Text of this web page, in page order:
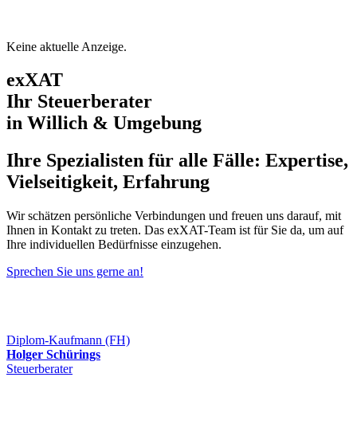
Keine aktuelle Anzeige.
exXAT
Ihr Steuerberater
in Willich & Umgebung
Ihre Spezialisten für alle Fälle: Expertise,
Vielseitigkeit, Erfahrung
Wir schätzen persönliche Verbindungen und freuen uns darauf, mit
Ihnen in Kontakt zu treten. Das exXAT-Team ist für Sie da, um auf
Ihre individuellen Bedürfnisse einzugehen.
Sprechen Sie uns gerne an!
Diplom-Kaufmann (FH)
Holger Schürings
Steuerberater